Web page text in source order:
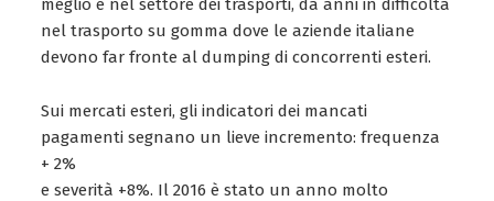
meglio e nel settore dei trasporti, da anni in difficoltà
nel trasporto su gomma dove le aziende italiane
devono far fronte al dumping di concorrenti esteri.
Sui mercati esteri, gli indicatori dei mancati
pagamenti segnano un lieve incremento: frequenza
+ 2%
e severità +8%. Il 2016 è stato un anno molto